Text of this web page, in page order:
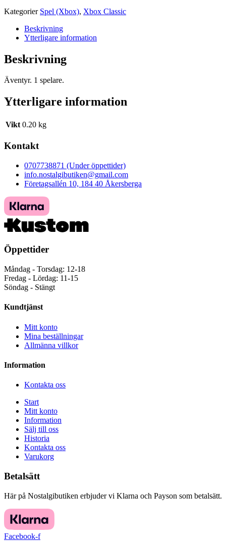
Kategorier Spel (Xbox), Xbox Classic
Beskrivning
Ytterligare information
Beskrivning
Äventyr. 1 spelare.
Ytterligare information
Vikt 0.20 kg
Kontakt
0707738871 (Under öppettider)
info.nostalgibutiken@gmail.com
Företagsallén 10, 184 40 Åkersberga
Öppettider
Måndag - Torsdag: 12-18
Fredag - Lördag: 11-15
Söndag - Stängt
Kundtjänst
Mitt konto
Mina beställningar
Allmänna villkor
Information
Kontakta oss
Start
Mitt konto
Information
Sälj till oss
Historia
Kontakta oss
Varukorg
Betalsätt
Här på Nostalgibutiken erbjuder vi Klarna och Payson som betalsätt.
Facebook-f